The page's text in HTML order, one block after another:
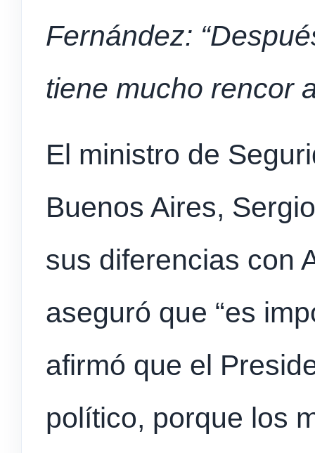
Fernández:
tiene mucho rencor
El ministro de
Buenos Aires,
sus diferencias con
aseguró que “es
afirmó que el
político, porque los